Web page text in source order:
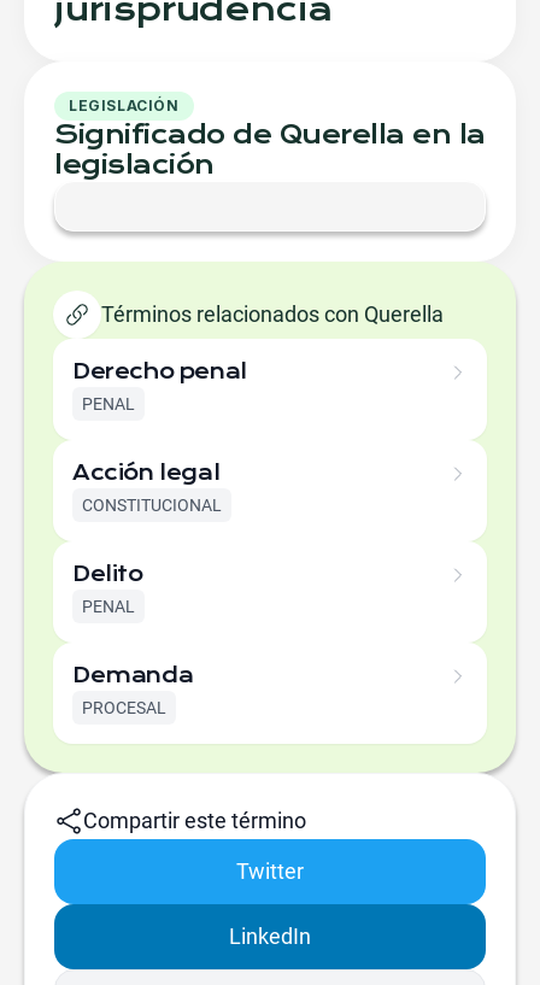
jurisprudencia
LEGISLACIÓN
Significado de Querella en la
legislación
Términos relacionados con Querella
Derecho penal
PENAL
Acción legal
CONSTITUCIONAL
Delito
PENAL
Demanda
PROCESAL
Compartir este término
Twitter
LinkedIn